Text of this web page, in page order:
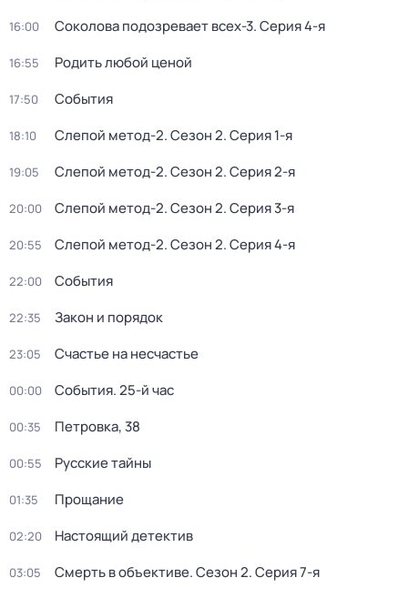
16:00 Соколова подозревает всех-3. Серия 4-я
16:55 Родить любой ценой
17:50 События
18:10 Слепой метод-2. Сезон 2. Серия 1-я
19:05 Слепой метод-2. Сезон 2. Серия 2-я
20:00 Слепой метод-2. Сезон 2. Серия 3-я
20:55 Слепой метод-2. Сезон 2. Серия 4-я
22:00 События
22:35 Закон и порядок
23:05 Счастье на несчастье
00:00 События. 25-й час
00:35 Петровка, 38
00:55 Русские тайны
01:35 Прощание
02:20 Настоящий детектив
03:05 Смерть в объективе. Сезон 2. Серия 7-я